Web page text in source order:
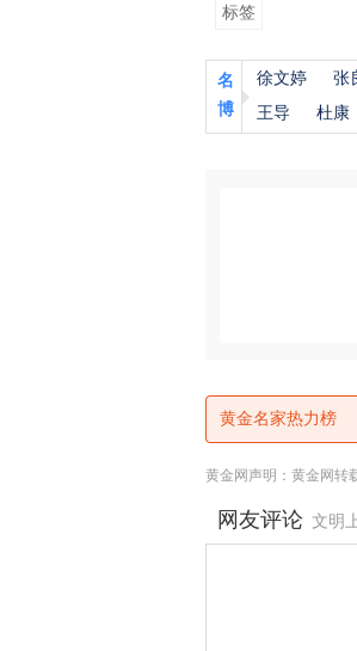
标签
名
博
徐文婷 张
王导
杜康
黄金名家热力榜
黄金网声明：黄金网转
网友评论 文明